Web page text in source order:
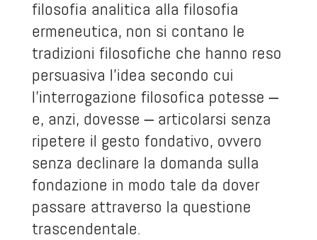
filosofia analitica alla filosofia
ermeneutica, non si contano le
tradizioni filosofiche che hanno reso
persuasiva l’idea secondo cui
l’interrogazione filosofica potesse ‒
e, anzi, dovesse ‒ articolarsi senza
ripetere il gesto fondativo, ovvero
senza declinare la domanda sulla
fondazione in modo tale da dover
passare attraverso la questione
trascendentale.